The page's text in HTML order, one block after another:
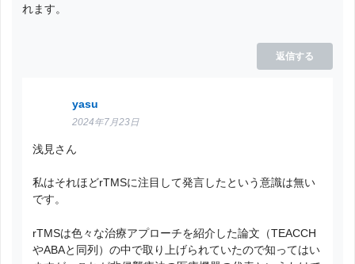
れます。
返信する
yasu
2024年7月23日
浅見さん
私はそれほどrTMSに注目して発言したという意識は無い
です。
rTMSは色々な治療アプローチを紹介した論文（TEACCH
やABAと同列）の中で取り上げられていたので知ってはい